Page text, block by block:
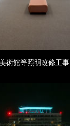
術館等照明改修工事